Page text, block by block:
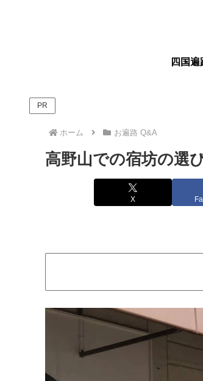
四国遍
PR
ホーム お遍路 Q&A
高野山での宿坊の選
X